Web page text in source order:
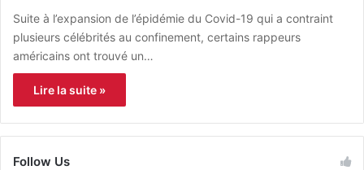
Suite à l’expansion de l’épidémie du Covid-19 qui a contraint
plusieurs célébrités au confinement, certains rappeurs
américains ont trouvé un…
Lire la suite »
Follow Us